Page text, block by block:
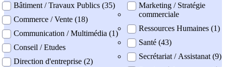
Bâtiment / Travaux Publics (35)
Commerce / Vente (18)
Communication / Multimédia (1)
Conseil / Etudes
Direction d'entreprise (2)
Marketing / Stratégie
commerciale
Ressources Humaines (1)
Santé (43)
Secrétariat / Assistanat (9)